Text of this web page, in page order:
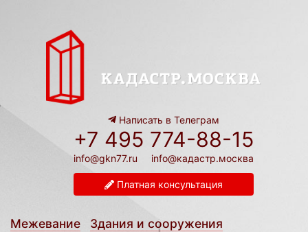
Написать в Телеграм
+7 495 774-88-15
info@gkn77.ru info@кадастр.москва
Платная консультация
Межевание
Здания и сооружения